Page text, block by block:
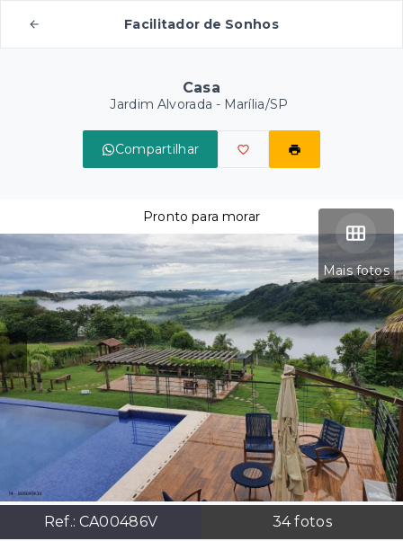
Facilitador de Sonhos
Casa
Jardim Alvorada - Marília/SP
Compartilhar
Mais fotos
Ref.: CA00486V 34fotos
Pronto para morar